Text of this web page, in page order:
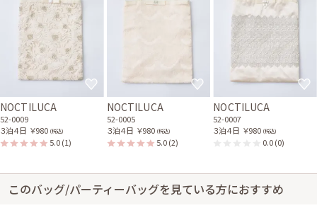
NOCTILUCA
52-0009
３泊４日 ￥980 (税込)
5.0(1)
NOCTILUCA
52-0005
３泊４日 ￥980 (税込)
5.0(2)
NOCTILUCA
52-0007
３泊４日 ￥980 (税込)
0.0(0)
このバッグ/パーティーバッグを見ている方におすすめ